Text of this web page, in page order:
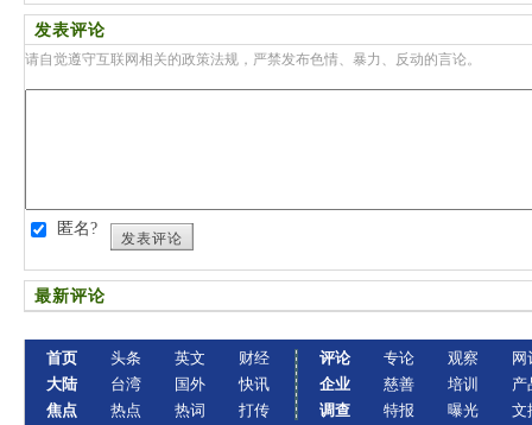
发表评论
请自觉遵守互联网相关的政策法规，严禁发布色情、暴力、反动的言论。
匿名?
发表评论
最新评论
首页
大陆
焦点
头条
台湾
热点
英文
国外
热词
财经
快讯
打传
评论
企业
调查
专论
慈善
特报
观察
培训
曝光
网
产
文